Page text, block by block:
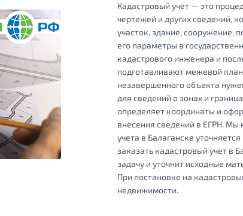
Кадастровый учет — это
чертежей и других сведений,
участок, здание, сооружение,
его параметры в
кадастрового инженера и
подготавливают межевой
незавершенного объекта
для сведений о зонах и
определяет координаты и
внесения сведений в ЕГРН. Мы
учета в Балаганске
заказать кадастровый учет в
задачу и уточнит исходные
При постановке на
недвижимости.